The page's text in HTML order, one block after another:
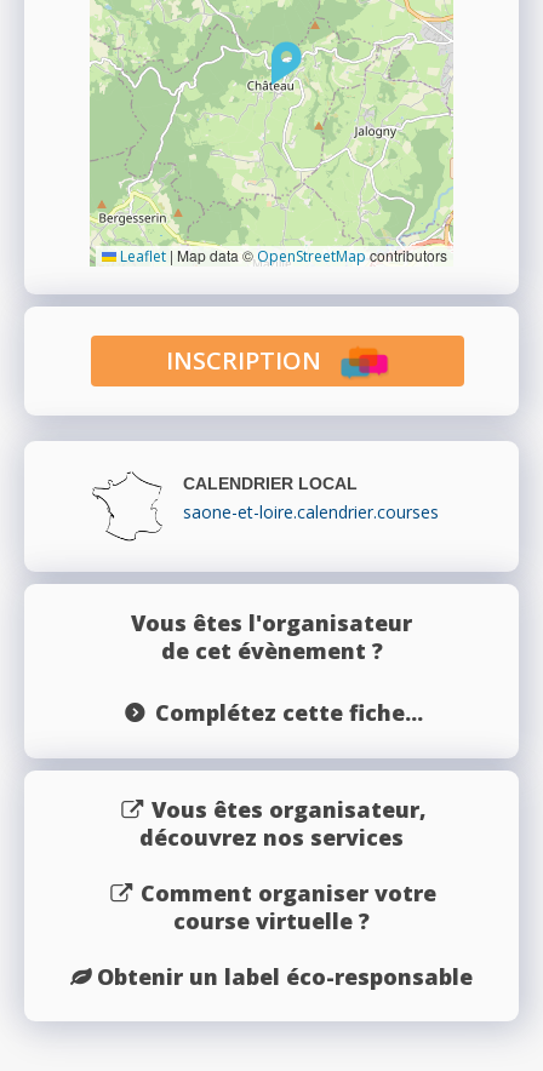
Leaflet | Map data ©OpenStreetMap contributors
INSCRIPTION
CALENDRIER LOCAL
saone-et-loire.calendrier.courses
Vous êtes l'organisateur
de cet évènement ?
Complétez cette fiche...
Vous êtes organisateur,
découvrez nos services
Comment organiser votre
course virtuelle ?
Obtenir un label éco-responsable